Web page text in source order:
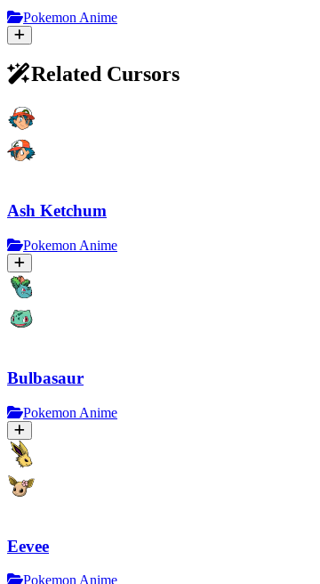
Pokemon Anime
Related Cursors
Ash Ketchum
Pokemon Anime
Bulbasaur
Pokemon Anime
Eevee
Pokemon Anime